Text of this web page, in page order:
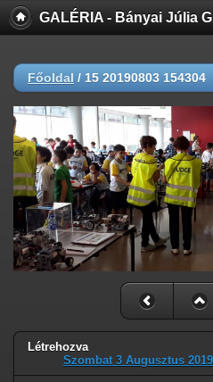
GALÉRIA - Bányai Júlia
Főoldal / 15 20190803 154304
Létrehozva
Szombat 3 Augusztus 2019